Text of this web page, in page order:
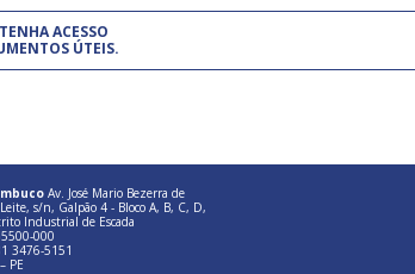
ACESSO
ÚTEIS.
Av. José Mario Bezerra de
s/n, Galpão 4 - Bloco A, B, C, D,
Industrial de Escada
000
3476-5151
PE